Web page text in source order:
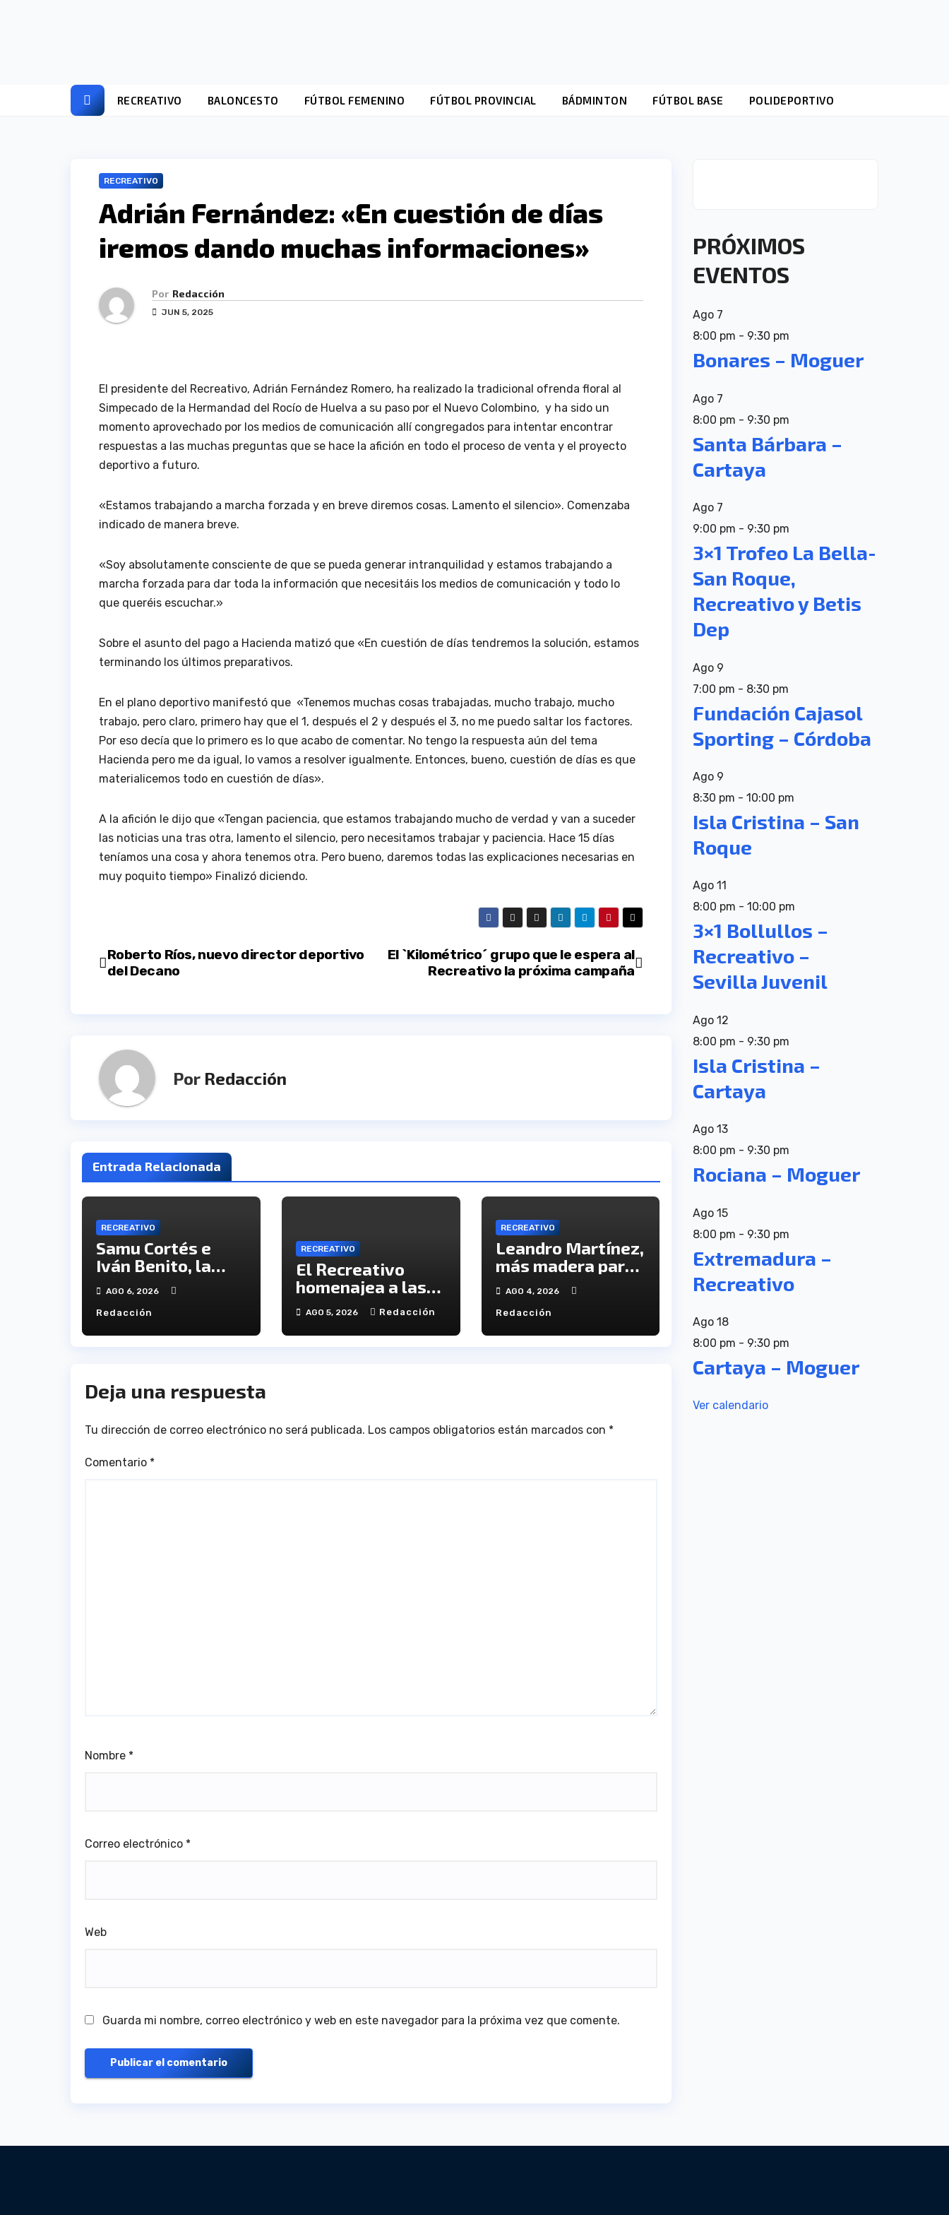
RECREATIVO BALONCESTO FÚTBOL FEMENINO FÚTBOL PROVINCIAL BÁDMINTON FÚTBOL BASE POLIDEPORTIVO
RECREATIVO
Adrián Fernández: «En cuestión de días
iremos dando muchas informaciones»
Por Redacción
JUN 5, 2025
El presidente del Recreativo, Adrián Fernández Romero, ha realizado la tradicional ofrenda floral al
Simpecado de la Hermandad del Rocío de Huelva a su paso por el Nuevo Colombino, y ha sido un
momento aprovechado por los medios de comunicación allí congregados para intentar encontrar
respuestas a las muchas preguntas que se hace la afición en todo el proceso de venta y el proyecto
deportivo a futuro.
«Estamos trabajando a marcha forzada y en breve diremos cosas. Lamento el silencio». Comenzaba
indicado de manera breve.
«Soy absolutamente consciente de que se pueda generar intranquilidad y estamos trabajando a
marcha forzada para dar toda la información que necesitáis los medios de comunicación y todo lo
que queréis escuchar.»
Sobre el asunto del pago a Hacienda matizó que «En cuestión de días tendremos la solución, estamos
terminando los últimos preparativos.
En el plano deportivo manifestó que «Tenemos muchas cosas trabajadas, mucho trabajo, mucho
trabajo, pero claro, primero hay que el 1, después el 2 y después el 3, no me puedo saltar los factores.
Por eso decía que lo primero es lo que acabo de comentar. No tengo la respuesta aún del tema
Hacienda pero me da igual, lo vamos a resolver igualmente. Entonces, bueno, cuestión de días es que
materialicemos todo en cuestión de días».
A la afición le dijo que «Tengan paciencia, que estamos trabajando mucho de verdad y van a suceder
las noticias una tras otra, lamento el silencio, pero necesitamos trabajar y paciencia. Hace 15 días
teníamos una cosa y ahora tenemos otra. Pero bueno, daremos todas las explicaciones necesarias en
muy poquito tiempo» Finalizó diciendo.
Navegación
El `Kilométrico´ grupo que le espera al
Recreativo la próxima campaña
Roberto Ríos, nuevo director deportivo
del Decano
Por Redacción
Entrada Relacionada
RECREATIVO
Samu Cortés e
Iván Benito, la
ilusión de los
jóvenes al
servicio del
Decano
AGO 6, 2026
Redacción
RECREATIVO
El Recreativo
homenajea a las
víctimas del 20-D
en el XX
aniversario de la
AGO 5, 2026 Redacción
RECREATIVO
Leandro Martínez,
más madera para
el ataque del
Decano
AGO 4, 2026
Redacción
Deja una respuesta
Tu dirección de correo electrónico no será publicada. Los campos obligatorios están marcados con *
Comentario *
Nombre *
Correo electrónico *
Web
Guarda mi nombre, correo electrónico y web en este navegador para la próxima vez que comente.
PRÓXIMOS
EVENTOS
Ago 7
8:00 pm - 9:30 pm
Bonares – Moguer
Ago 7
8:00 pm - 9:30 pm
Santa Bárbara –
Cartaya
Ago 7
9:00 pm - 9:30 pm
3×1 Trofeo La Bella-
San Roque,
Recreativo y Betis
Dep
Ago 9
7:00 pm - 8:30 pm
Fundación Cajasol
Sporting – Córdoba
Ago 9
8:30 pm - 10:00 pm
Isla Cristina – San
Roque
Ago 11
8:00 pm - 10:00 pm
3×1 Bollullos –
Recreativo –
Sevilla Juvenil
Ago 12
8:00 pm - 9:30 pm
Isla Cristina –
Cartaya
Ago 13
8:00 pm - 9:30 pm
Rociana – Moguer
Ago 15
8:00 pm - 9:30 pm
Extremadura –
Recreativo
Ago 18
8:00 pm - 9:30 pm
Cartaya – Moguer
Ver calendario